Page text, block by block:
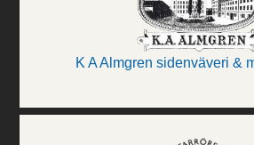
K A Almgren sidenväveri &